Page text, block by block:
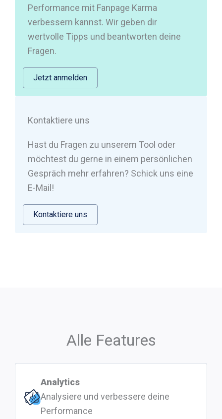
Performance mit Fanpage Karma
verbessern kannst. Wir geben dir
wertvolle Tipps und beantworten deine
Fragen.
Jetzt anmelden
Kontaktiere uns
Hast du Fragen zu unserem Tool oder
möchtest du gerne in einem persönlichen
Gespräch mehr erfahren? Schick uns eine
E-Mail!
Kontaktiere uns
Alle Features
Analytics
Analysiere und verbessere deine
Performance